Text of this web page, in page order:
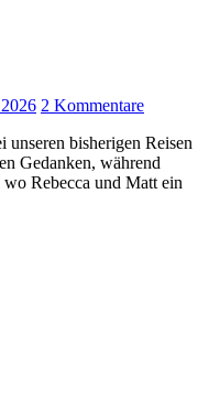
2 Kommentare
Gedanken, während
Rebecca und Matt ein